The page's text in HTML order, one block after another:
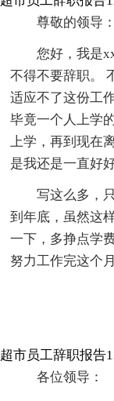
尊敬的领导：
您好，我是
不得不要辞职。
适应不了这份工
毕竟一个人上学
上学，再到现在
是我还是一直好
写这么多，
到年底，虽然这
一下，多挣点学
努力工作完这个
超市员工辞职报告
各位领导：